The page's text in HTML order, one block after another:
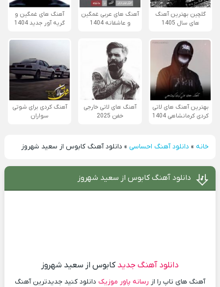
گلچین بهترین آهنگ
های سال 1405
آهنگ های عربی غمگین
و عاشقانه 1404
آهنگ های غمگین و
گریه آور جدید 1404
بهترین آهنگ های لاتی
کردی کرمانشاهی 1404
آهنگ های لاتی خارجی
خفن 2025
آهنگ کردی برای شوتی
سواران
خانه» دانلود آهنگ احساسی» دانلود آهنگ کابوس از سعید شهروز
دانلود آهنگ کابوس از سعید شهروز
دانلود آهنگ جدید کابوس از سعید شهروز
آهنگ های تاپ را از رسانه پاور موزیک دانلود کنید جدیدترین آهنگ